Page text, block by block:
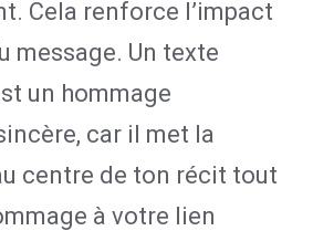
Cela renforce l’impact
message. Un texte
un hommage
car il met la
centre de ton récit tout
à votre lien